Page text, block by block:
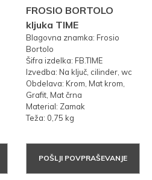
FROSIO BORTOLO
kljuka TIME
Blagovna znamka: Frosio
Bortolo
Šifra izdelka: FB.TIME
Izvedba: Na ključ, cilinder, wc
Obdelava: Krom, Mat krom,
Grafit, Mat črna
Material: Zamak
Teža: 0,75 kg
POŠLJI POVPRAŠEVANJE